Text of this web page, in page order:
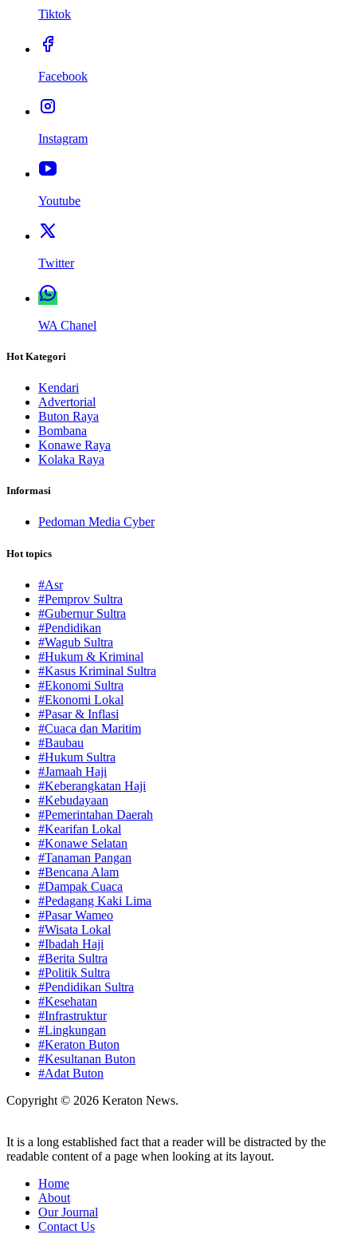
Tiktok
Facebook
Instagram
Youtube
Twitter
WA Chanel
Hot Kategori
Kendari
Advertorial
Buton Raya
Bombana
Konawe Raya
Kolaka Raya
Informasi
Pedoman Media Cyber
Hot topics
#Asr
#Pemprov Sultra
#Gubernur Sultra
#Pendidikan
#Wagub Sultra
#Hukum & Kriminal
#Kasus Kriminal Sultra
#Ekonomi Sultra
#Ekonomi Lokal
#Pasar & Inflasi
#Cuaca dan Maritim
#Baubau
#Hukum Sultra
#Jamaah Haji
#Keberangkatan Haji
#Kebudayaan
#Pemerintahan Daerah
#Kearifan Lokal
#Konawe Selatan
#Tanaman Pangan
#Bencana Alam
#Dampak Cuaca
#Pedagang Kaki Lima
#Pasar Wameo
#Wisata Lokal
#Ibadah Haji
#Berita Sultra
#Politik Sultra
#Pendidikan Sultra
#Kesehatan
#Infrastruktur
#Lingkungan
#Keraton Buton
#Kesultanan Buton
#Adat Buton
Copyright © 2026 Keraton News.
It is a long established fact that a reader will be distracted by the
readable content of a page when looking at its layout.
Home
About
Our Journal
Contact Us